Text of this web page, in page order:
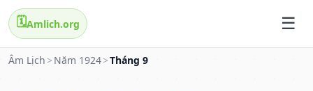
🗓️Amlich.org
Âm Lịch > Năm 1924>Tháng 9